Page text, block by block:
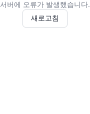
서버에 오류가 발생했습니다.
새로고침